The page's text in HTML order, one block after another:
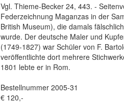
Vgl. Thieme-Becker 24, 443. -
Federzeichnung Maganzas in der
British Museum), die damals
wurde. Der deutsche Maler und
(1749-1827) war Schüler von F.
veröffentlichte dort mehrere
1801 lebte er in Rom.
Bestellnummer 2005-31
€ 120,-